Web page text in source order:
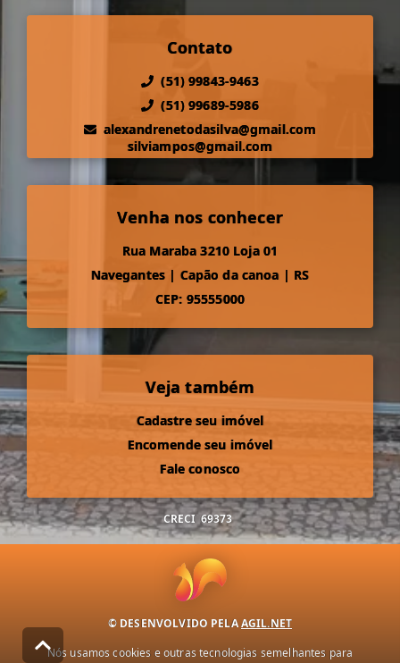
Contato
(51) 99843-9463
(51) 99689-5986
alexandrenetodasilva@gmail.com
silviampos@gmail.com
Venha nos conhecer
Rua Maraba 3210 Loja 01
Navegantes | Capão da canoa | RS
CEP: 95555000
Veja também
Cadastre seu imóvel
Encomende seu imóvel
Fale conosco
CRECI 69373
© DESENVOLVIDO PELAAGIL.NET
Nós usamos cookies e outras tecnologias semelhantes para